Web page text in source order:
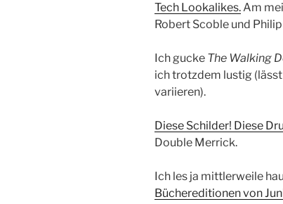
Tech Lookalikes.Am
Robert Scoble und
Ich gucke The Walking
ich trotzdem lustig
variieren).
Diese Schilder! Diese
Double Merrick.
Ich les ja mittlerweile
Büchereditionen von